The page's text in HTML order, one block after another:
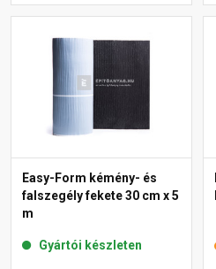
Easy-Form kémény- és
falszegély fekete 30 cm x 5
m
Gyártói készleten